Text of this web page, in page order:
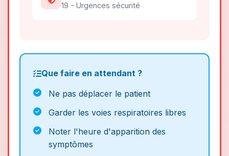
19 - Urgences sécurité
Que faire en attendant ?
Ne pas déplacer le patient
Garder les voies respiratoires libres
Noter l'heure d'apparition des
symptômes